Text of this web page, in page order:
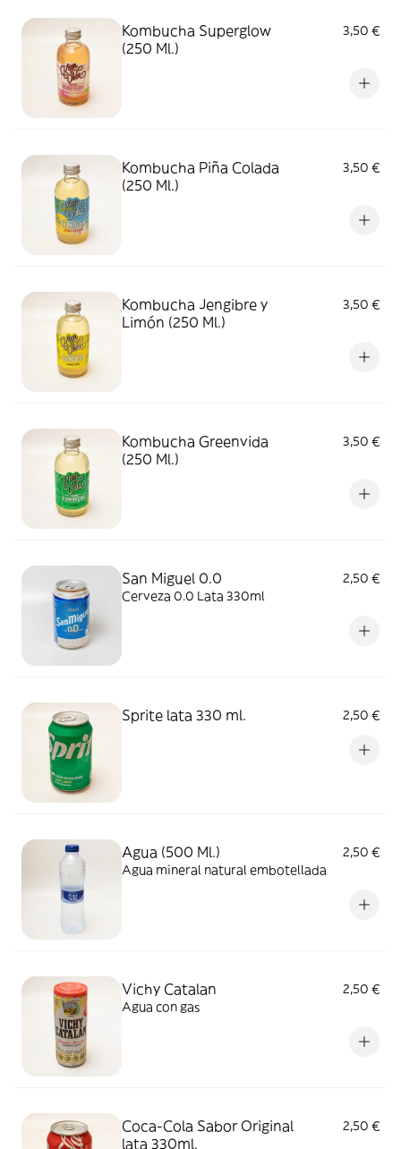
Kombucha Superglow
(250 Ml.)
3,50 €
Kombucha Piña Colada
(250 Ml.)
3,50 €
Kombucha Jengibre y
Limón (250 Ml.)
3,50 €
Kombucha Greenvida
(250 Ml.)
3,50 €
San Miguel 0.0
2,50 €
Cerveza 0.0 Lata 330ml
Sprite lata 330 ml. 2,50 €
Agua (500 Ml.)
2,50 €
Agua mineral natural embotellada
Vichy Catalan
2,50 €
Agua con gas
Coca-Cola Sabor Original
lata 330ml.
2,50 €